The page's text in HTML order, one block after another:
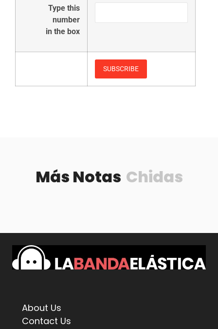
Type this
number
in the box
Más Notas Chidas
About Us
Contact Us